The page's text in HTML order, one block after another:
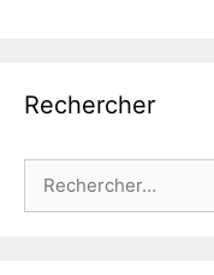
Rechercher